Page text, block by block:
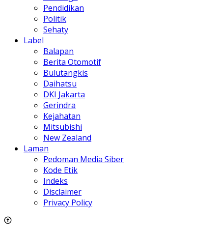
Pendidikan
Politik
Sehaty
Label
Balapan
Berita Otomotif
Bulutangkis
Daihatsu
DKI Jakarta
Gerindra
Kejahatan
Mitsubishi
New Zealand
Laman
Pedoman Media Siber
Kode Etik
Indeks
Disclaimer
Privacy Policy